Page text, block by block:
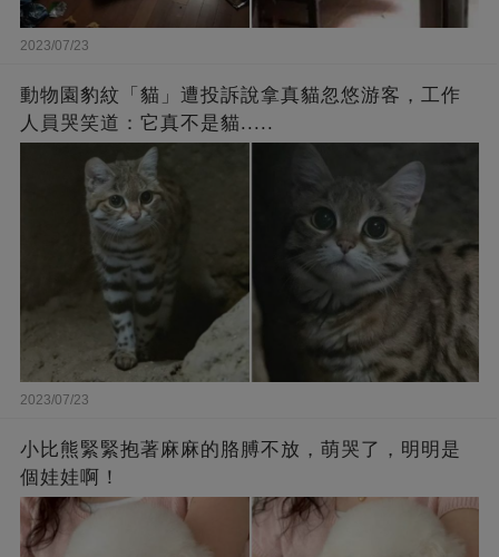
2023/07/23
動物園豹紋「貓」遭投訴說拿真貓忽悠游客，工作
人員哭笑道：它真不是貓.....
2023/07/23
小比熊緊緊抱著麻麻的胳膊不放，萌哭了，明明是
個娃娃啊！